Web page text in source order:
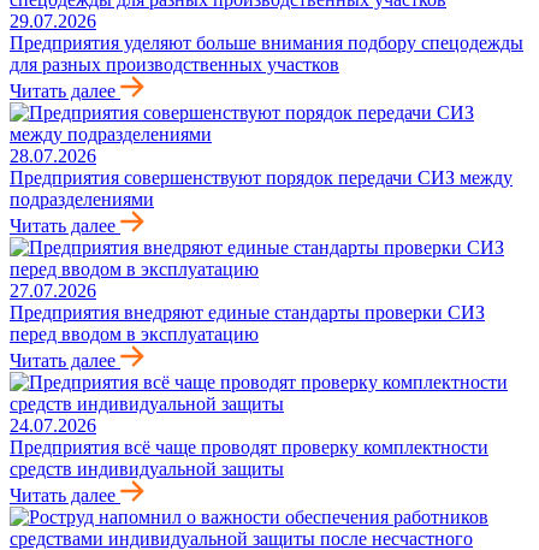
29.07.2026
Предприятия уделяют больше внимания подбору спецодежды
для разных производственных участков
Читать далее
28.07.2026
Предприятия совершенствуют порядок передачи СИЗ между
подразделениями
Читать далее
27.07.2026
Предприятия внедряют единые стандарты проверки СИЗ
перед вводом в эксплуатацию
Читать далее
24.07.2026
Предприятия всё чаще проводят проверку комплектности
средств индивидуальной защиты
Читать далее